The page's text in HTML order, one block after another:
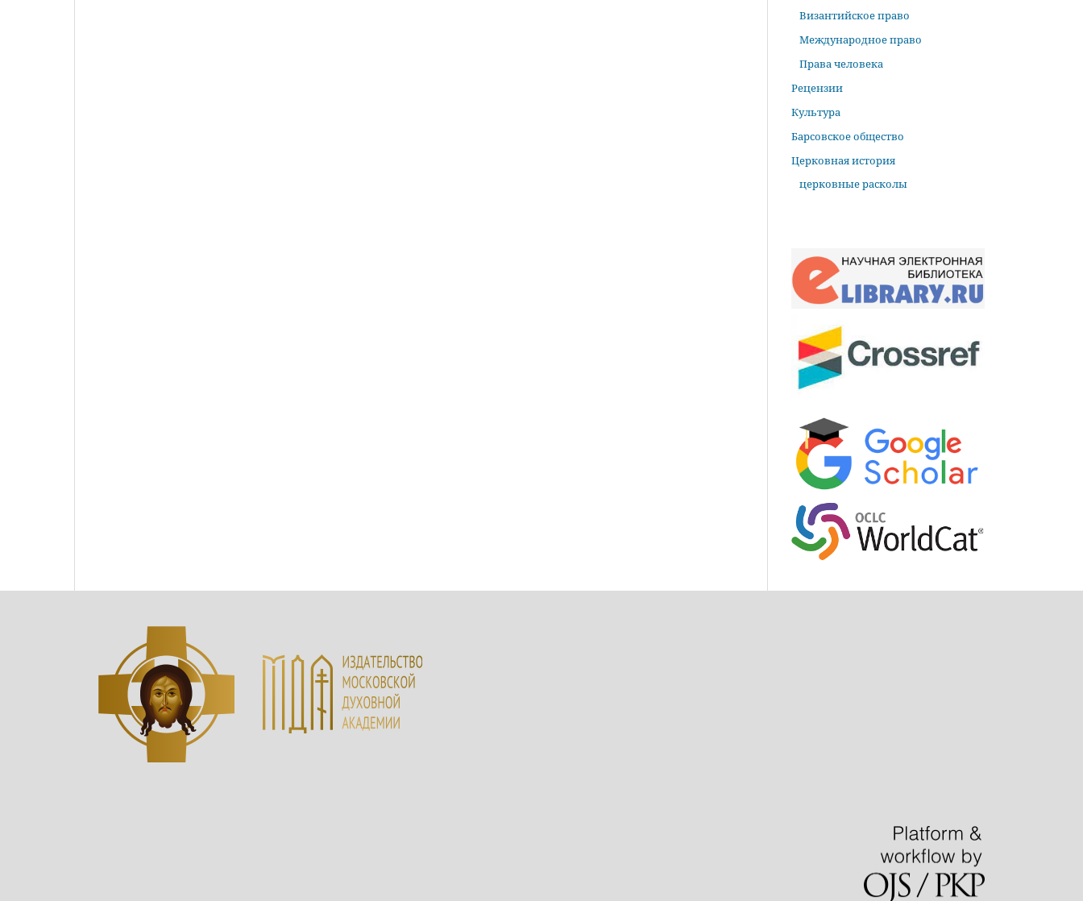
Византийское право
Международное право
Права человека
Рецензии
Культура
Барсовское общество
Церковная история
церковные расколы